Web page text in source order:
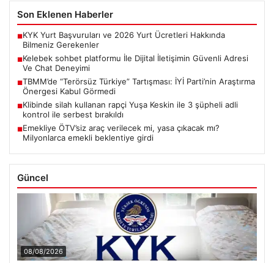
Son Eklenen Haberler
■KYK Yurt Başvuruları ve 2026 Yurt Ücretleri Hakkında
Bilmeniz Gerekenler
■Kelebek sohbet platformu İle Dijital İletişimin Güvenli Adresi
Ve Chat Deneyimi
■TBMM’de “Terörsüz Türkiye” Tartışması: İYİ Parti’nin Araştırma
Önergesi Kabul Görmedi
■Klibinde silah kullanan rapçi Yuşa Keskin ile 3 şüpheli adli
kontrol ile serbest bırakıldı
■Emekliye ÖTV’siz araç verilecek mi, yasa çıkacak mı?
Milyonlarca emekli beklentiye girdi
Güncel
08/08/2026